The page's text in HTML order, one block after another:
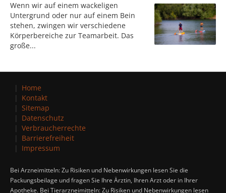
Wenn wir auf einem wackeligen
Untergrund oder nur auf einem Bein
stehen, zwingen wir verschiedene
Körperbereiche zur Teamarbeit. Das
große...
Home
Kontakt
Sitemap
Datenschutz
Verbraucherrechte
Barrierefreiheit
Impressum
Bei Arzneimitteln: Zu Risiken und Nebenwirkungen lesen Sie die
Packungsbeilage und fragen Sie Ihre Ärztin, Ihren Arzt oder in Ihrer
Apotheke. Bei Tierarzneimitteln: Zu Risiken und Nebenwirkungen lesen